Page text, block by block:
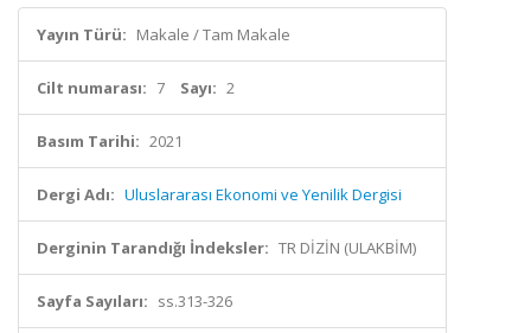
Yayın Türü: Makale / Tam Makale
Cilt numarası: 7 Sayı: 2
Basım Tarihi: 2021
Dergi Adı: Uluslararası Ekonomi ve Yenilik Dergisi
Derginin Tarandığı İndeksler: TR DİZİN (ULAKBİM)
Sayfa Sayıları: ss.313-326